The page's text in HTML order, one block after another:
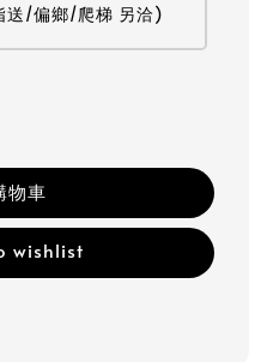
送/偏鄉/爬梯 另洽)
物車
wishlist